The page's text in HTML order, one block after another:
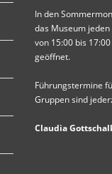
In den
das Museum
von 15:00 bis
geöffnet.
Führungstermine
Gruppen sind
Claudia